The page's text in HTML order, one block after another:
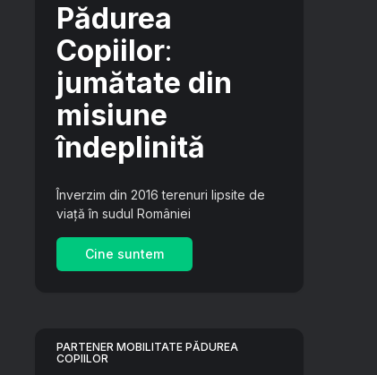
Pădurea
Copiilor:
jumătate din
misiune
îndeplinită
Înverzim din 2016 terenuri lipsite de
viață în sudul României
Cine suntem
PARTENER MOBILITATE PĂDUREA
COPIILOR